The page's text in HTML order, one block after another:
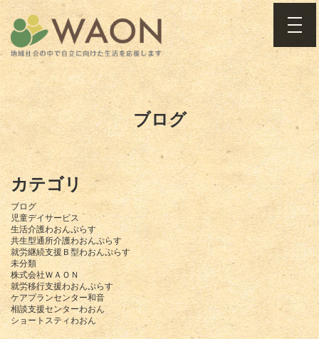
ブログ
カテゴリ
ブログ
児童デイサービス
生活介護わおんぷらす
共生型通所介護わおんぷらす
就労継続支援Ｂ型わおんぷらす
未分類
株式会社ＷＡＯＮ
就労移行支援わおんぷらす
ケアプランセンター和音
相談支援センターわおん
ショートスティわおん